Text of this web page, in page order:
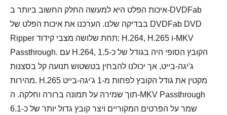
איכות הפלט היא למעשה החלק החשוב ביותר ב-DVDFab
בבדיקה שלנו. הערכנו את איכות הפלט של DVDFab DVD
Ripper תחת שלושה מצבי קידוד: H.264, H.265 ו-MKV
Passthrough. עם H.264, הקובץ הסופי היה בגודל של כ-1.5
ג'יגה-בייט, אך יכולנו להבחין בטשטוש תנועה קל בסצנות
מהירות. H.265 מקטין את גודל הקובץ לפחות מ-1 ג'יגה-בייט
תוך שמירה על תמונה ברורה וחלקה. ה-MKV Passthrough
שמר על הפרטים המקוריים ויצר קובץ גדול יותר של כ-6.1